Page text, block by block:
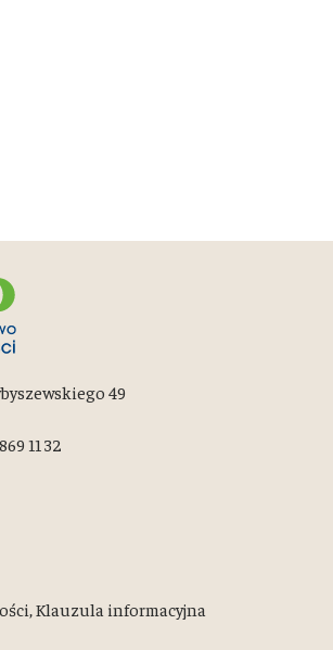
49
11 32
Klauzula informacyjna